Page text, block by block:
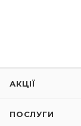
АКЦІЇ
ПОСЛУГИ